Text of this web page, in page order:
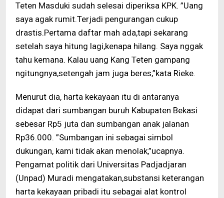
Teten Masduki sudah selesai diperiksa KPK. ”Uang
saya agak rumit.Terjadi pengurangan cukup
drastis.Pertama daftar mah ada,tapi sekarang
setelah saya hitung lagi,kenapa hilang. Saya nggak
tahu kemana. Kalau uang Kang Teten gampang
ngitungnya,setengah jam juga beres,”kata Rieke.
Menurut dia, harta kekayaan itu di antaranya
didapat dari sumbangan buruh Kabupaten Bekasi
sebesar Rp5 juta dan sumbangan anak jalanan
Rp36.000. ”Sumbangan ini sebagai simbol
dukungan, kami tidak akan menolak,”ucapnya.
Pengamat politik dari Universitas Padjadjaran
(Unpad) Muradi mengatakan,substansi keterangan
harta kekayaan pribadi itu sebagai alat kontrol